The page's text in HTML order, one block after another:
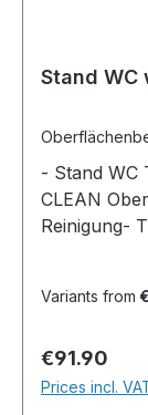
Stand WC
- Stand WC
CLEAN
Reinigung-
bis Mitte
Variants from
Regular
€91.90
Prices incl.